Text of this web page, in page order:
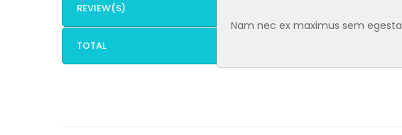
REVIEW(S)
TOTAL
Nam nec ex maximus sem